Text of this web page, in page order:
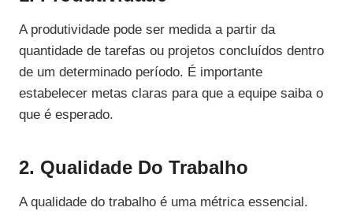
A produtividade pode ser medida a partir da
quantidade de tarefas ou projetos concluídos dentro
de um determinado período. É importante
estabelecer metas claras para que a equipe saiba o
que é esperado.
2. Qualidade Do Trabalho
A qualidade do trabalho é uma métrica essencial.